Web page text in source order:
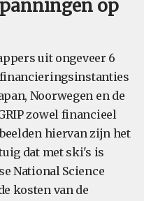
op
uit ongeveer 6
Noorwegen en de
zowel financieel
hiervan zijn het
dat met ski's is
National Science
kosten van de